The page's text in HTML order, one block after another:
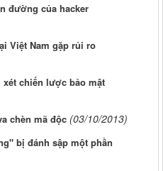
đường của hacker
Việt Nam gặp rủi ro
xét chiến lược bảo mật
chèn mã độc (03/10/2013)
bị đánh sập một phần